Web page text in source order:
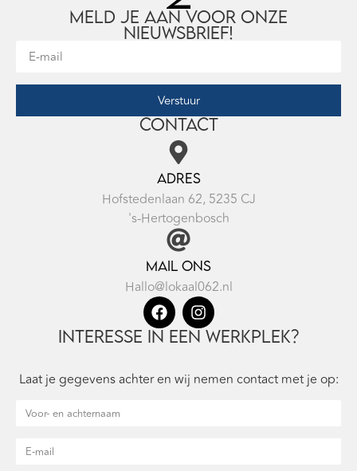
Meld je aan voor onze
nieuwsbrief!
Verstuur
Contact
Adres
Hofstedenlaan 62, 5235 CJ
's-Hertogenbosch
Mail ons
Hallo@lokaal062.nl
Interesse in een werkplek?
Laat je gegevens achter en wij nemen contact met je op: